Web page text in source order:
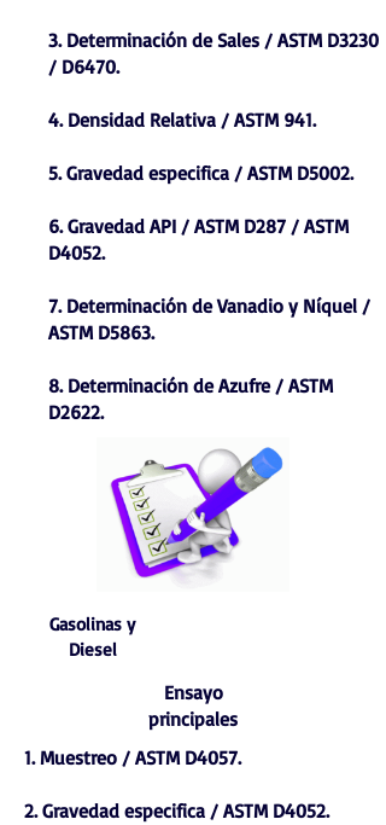
3. Determinación de Sales / ASTM D3230
/ D6470.
4. Densidad Relativa / ASTM 941.
5. Gravedad especifica / ASTM D5002.
6. Gravedad API / ASTM D287 / ASTM
D4052.
7. Determinación de Vanadio y Níquel /
ASTM D5863.
8. Determinación de Azufre / ASTM
D2622.
Gasolinas y
Diesel
Ensayo
principales
1. Muestreo / ASTM D4057.
2. Gravedad especifica / ASTM D4052.